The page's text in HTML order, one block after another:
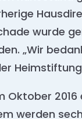
wurde
„Wir
Oktober
werden